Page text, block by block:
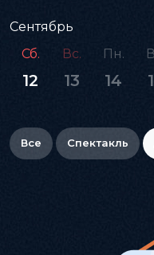
Сентябрь
Сб.
12
Вс.
13
Пн.
14
Все Спектакль